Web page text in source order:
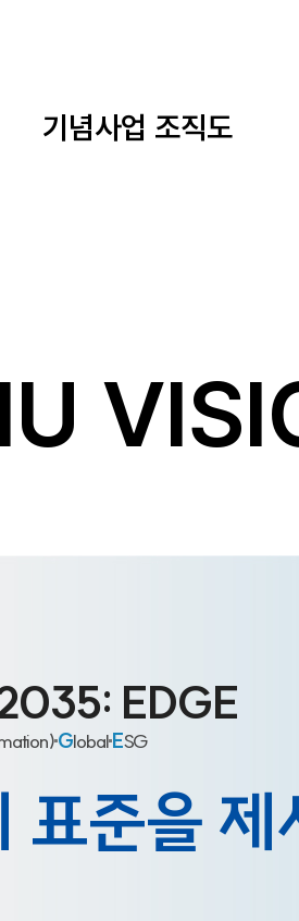
기념사업 조직도
EDGE
GlobalESG
표준을 제